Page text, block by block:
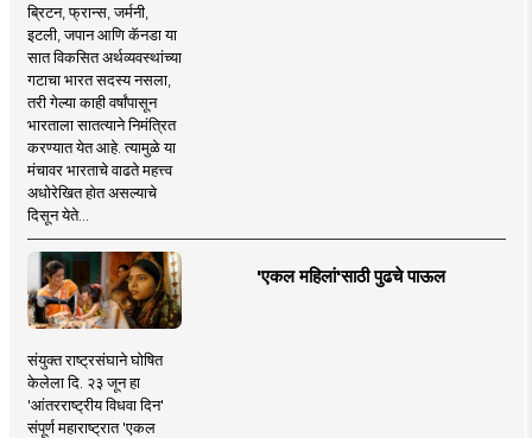
ब्रिटन, फ्रान्स, जर्मनी,
इटली, जपान आणि कॅनडा या
सात विकसित अर्थव्यवस्थांच्या
गटाचा भारत सदस्य नसला,
तरी गेल्या काही वर्षांपासून
भारताला सातत्याने निमंत्रित
करण्यात येत आहे. त्यामुळे या
मंचावर भारताचे वाढते महत्त्व
अधोरेखित होत असल्याचे
दिसून येते...
'एकल महिलां'साठी पुढचे पाऊल
संयुक्त राष्ट्रसंघाने घोषित
केलेला दि. २३ जून हा
'आंतरराष्ट्रीय विधवा दिन'
संपूर्ण महाराष्ट्रात 'एकल